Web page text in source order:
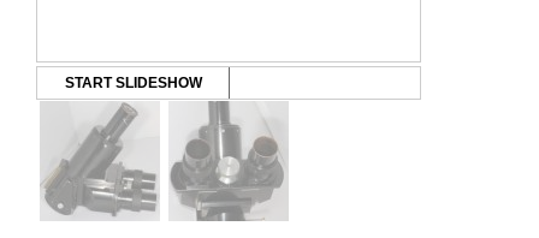
START SLIDESHOW